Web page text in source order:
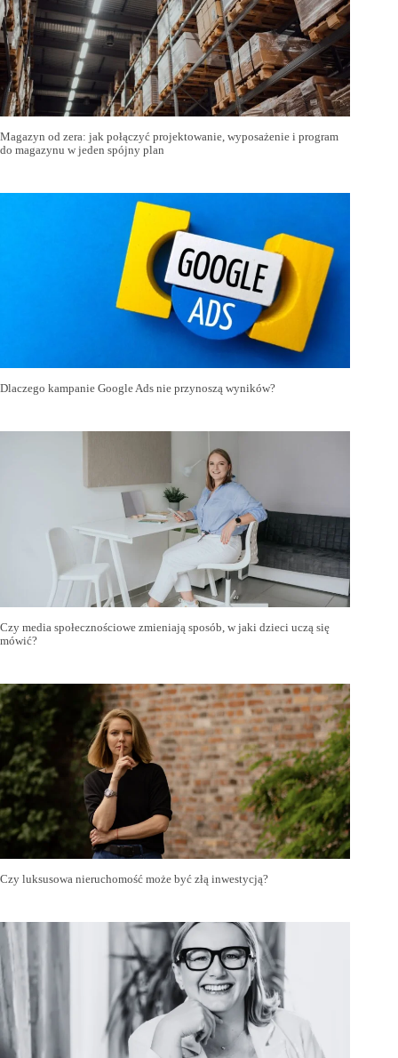
Magazyn od zera: jak połączyć projektowanie, wyposażenie i program
do magazynu w jeden spójny plan
Dlaczego kampanie Google Ads nie przynoszą wyników?
Czy media społecznościowe zmieniają sposób, w jaki dzieci uczą się
mówić?
Czy luksusowa nieruchomość może być złą inwestycją?